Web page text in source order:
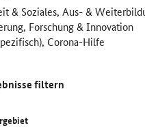
& Soziales, Aus- &
Forschung & Innovation
Corona-Hilfe
filtern